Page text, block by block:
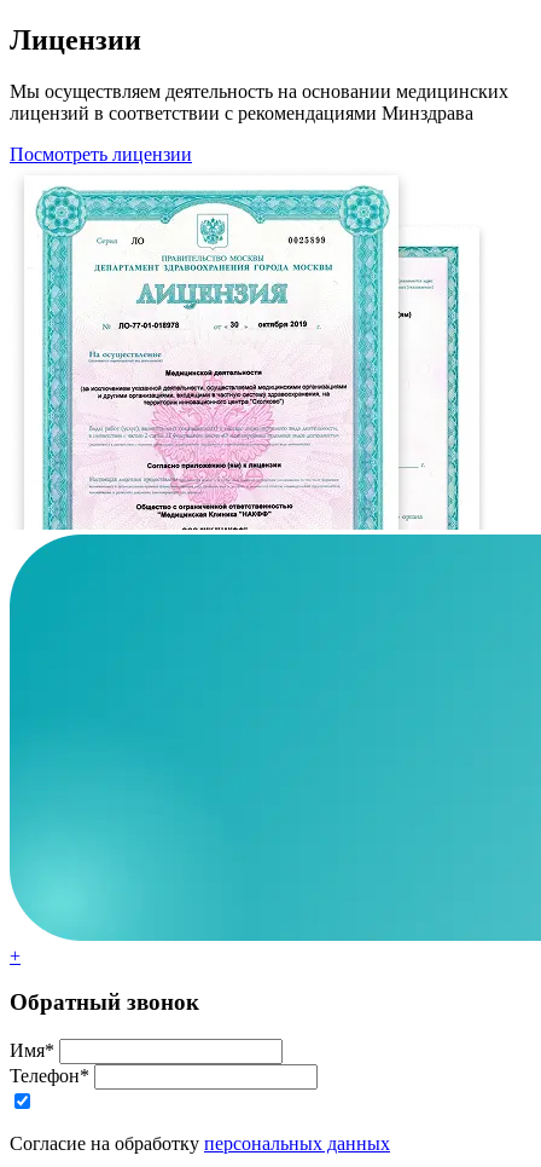
Лицензии
Мы осуществляем деятельность на основании медицинских
лицензий в соответствии с рекомендациями Минздрава
Посмотреть лицензии
+
Обратный звонок
Имя*
Телефон*
Согласие на обработку персональных данных